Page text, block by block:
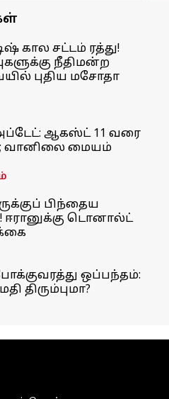
கால சட்டம் ரத்து!
நீதிமன்ற
புதிய மசோதா
ஆகஸ்ட் 11 வரை
வானிலை மையம்
பிந்தைய
ஈரானுக்கு டொனால்ட்
ஒப்பந்தம்:
திரும்புமா?